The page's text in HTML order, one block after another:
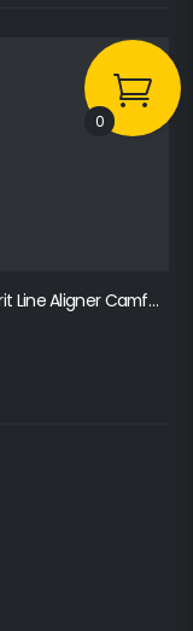
Carp Spirit Line Aligner Camfusion
0